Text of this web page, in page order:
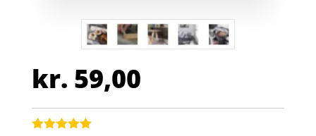
kr. 59,00